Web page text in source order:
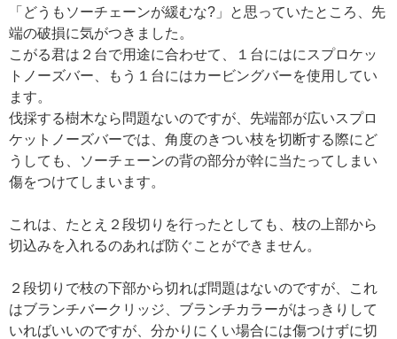
「どうもソーチェーンが緩むな?」と思っていたところ、先
端の破損に気がつきました。
こがる君は２台で用途に合わせて、１台にはにスプロケッ
トノーズバー、もう１台にはカービングバーを使用してい
ます。
伐採する樹木なら問題ないのですが、先端部が広いスプロ
ケットノーズバーでは、角度のきつい枝を切断する際にど
うしても、ソーチェーンの背の部分が幹に当たってしまい
傷をつけてしまいます。
これは、たとえ２段切りを行ったとしても、枝の上部から
切込みを入れるのあれば防ぐことができません。
２段切りで枝の下部から切れば問題はないのですが、これ
はブランチバークリッジ、ブランチカラーがはっきりして
いればいいのですが、分かりにくい場合には傷つけずに切